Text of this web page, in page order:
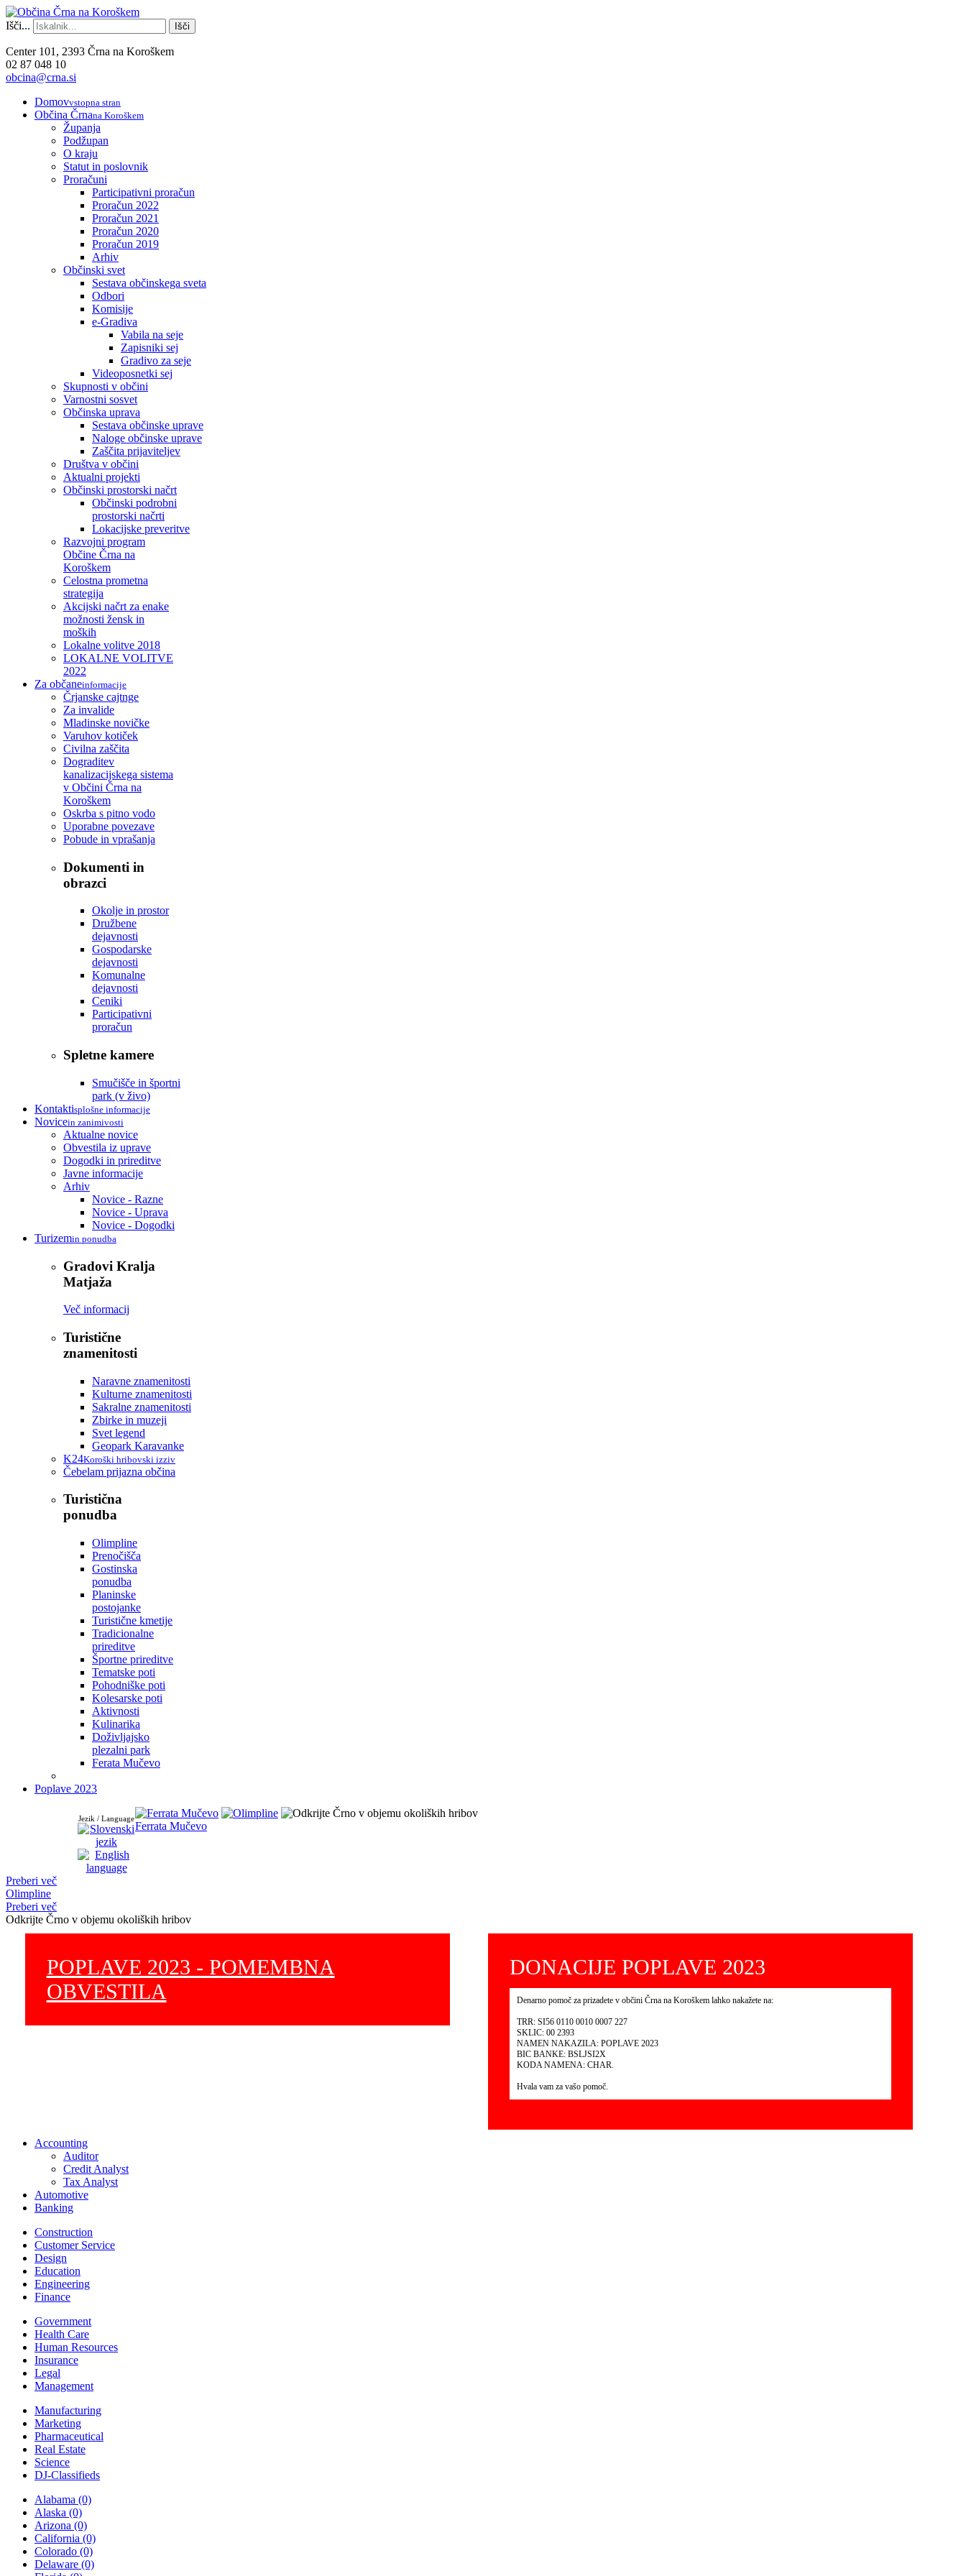
Išči... Išči
Center 101, 2393 Črna na Koroškem
02 87 048 10
obcina@crna.si
Domovvstopna stran
Občina Črnana Koroškem
Županja
Podžupan
O kraju
Statut in poslovnik
Proračuni
Participativni proračun
Proračun 2022
Proračun 2021
Proračun 2020
Proračun 2019
Arhiv
Občinski svet
Sestava občinskega sveta
Odbori
Komisije
e-Gradiva
Vabila na seje
Zapisniki sej
Gradivo za seje
Videoposnetki sej
Skupnosti v občini
Varnostni sosvet
Občinska uprava
Sestava občinske uprave
Naloge občinske uprave
Zaščita prijaviteljev
Društva v občini
Aktualni projekti
Občinski prostorski načrt
Občinski podrobni
prostorski načrti
Lokacijske preveritve
Razvojni program
Občine Črna na
Koroškem
Celostna prometna
strategija
Akcijski načrt za enake
možnosti žensk in
moških
Lokalne volitve 2018
LOKALNE VOLITVE
2022
Za občaneinformacije
Črjanske cajtnge
Za invalide
Mladinske novičke
Varuhov kotiček
Civilna zaščita
Dograditev
kanalizacijskega sistema
v Občini Črna na
Koroškem
Oskrba s pitno vodo
Uporabne povezave
Pobude in vprašanja
Dokumenti in
obrazci
Okolje in prostor
Družbene
dejavnosti
Gospodarske
dejavnosti
Komunalne
dejavnosti
Ceniki
Participativni
proračun
Spletne kamere
Smučišče in športni
park (v živo)
Kontaktisplošne informacije
Novicein zanimivosti
Aktualne novice
Obvestila iz uprave
Dogodki in prireditve
Javne informacije
Arhiv
Novice - Razne
Novice - Uprava
Novice - Dogodki
Turizemin ponudba
Gradovi Kralja
Matjaža
Več informacij
Turistične
znamenitosti
Naravne znamenitosti
Kulturne znamenitosti
Sakralne znamenitosti
Zbirke in muzeji
Svet legend
Geopark Karavanke
K24Koroški hribovski izziv
Čebelam prijazna občina
Turistična
ponudba
Olimpline
Prenočišča
Gostinska
ponudba
Planinske
postojanke
Turistične kmetije
Tradicionalne
prireditve
Športne prireditve
Tematske poti
Pohodniške poti
Kolesarske poti
Aktivnosti
Kulinarika
Doživljajsko
plezalni park
Ferata Mučevo
Poplave 2023
Jezik / Language
Ferrata Mučevo
Preberi več
Olimpline
Preberi več
Odkrijte Črno v objemu okoliških hribov
POPLAVE 2023 - POMEMBNA
OBVESTILA
DONACIJE POPLAVE 2023
Denarno pomoč za prizadete v občini Črna na Koroškem lahko nakažete na:
TRR: SI56 0110 0010 0007 227
SKLIC: 00 2393
NAMEN NAKAZILA: POPLAVE 2023
BIC BANKE: BSLJSI2X
KODA NAMENA: CHAR.
Hvala vam za vašo pomoč.
Accounting
Auditor
Credit Analyst
Tax Analyst
Automotive
Banking
Construction
Customer Service
Design
Education
Engineering
Finance
Government
Health Care
Human Resources
Insurance
Legal
Management
Manufacturing
Marketing
Pharmaceutical
Real Estate
Science
DJ-Classifieds
Alabama (0)
Alaska (0)
Arizona (0)
California (0)
Colorado (0)
Delaware (0)